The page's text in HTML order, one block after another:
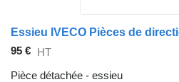
95 € HT
Pièce détachée - essieu